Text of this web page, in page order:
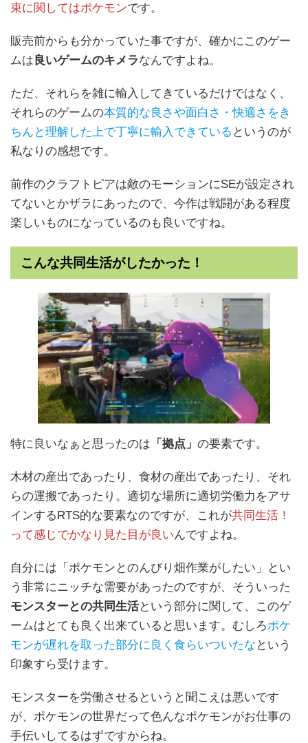
束に関してはポケモンです。
販売前からも分かっていた事ですが、確かにこのゲー
ムは 良いゲームのキメラなんですよね。
ただ、それらを雑に輸入してきているだけではなく、
それらのゲームの本質的な良さや面白さ・快適さをき
ちんと理解した上で丁寧に輸入できている というのが
私なりの感想です。
前作のクラフトピアは敵のモーションにSEが設定され
てないとかザラにあったので、今作は戦闘がある程度
楽しいものになっているのも良いですね。
こんな共同生活がしたかった！
特に良いなぁと思ったのは 「拠点」 の要素です。
木材の産出であったり、食材の産出であったり、それ
らの運搬であったり。適切な場所に適切労働力をアサ
インするRTS的な要素なのですが、これが共同生活！
って感じでかなり見た目が良いんですよね。
自分には「ポケモンとのんびり畑作業がしたい」とい
う非常にニッチな需要があったのですが、そういった
モンスターとの共同生活という部分に関して、このゲ
ームはとても良く出来ていると思います。むしろポケ
モンが遅れを取った部分に良く食らいついたな という
印象すら受けます。
モンスターを労働させるというと聞こえは悪いです
が、ポケモンの世界だって色んなポケモンがお仕事の
手伝いしてるはずですからね。